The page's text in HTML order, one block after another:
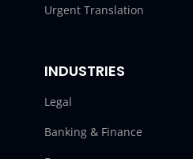
Urgent Translation
INDUSTRIES
Legal
Banking & Finance